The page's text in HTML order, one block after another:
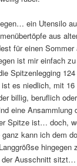
ein Utensilo
aus
für einen
ist mir einfach
Spitzenlegging
es niedlich, mit
billig, beruflich
eine Ansammlung
Spitze ist… doch,
kann ich dem
hingegen
der Ausschnitt sitzt…